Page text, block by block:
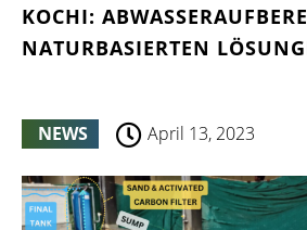
KOCHI:
NATURBASIERTEN
NEWS April 13, 2023